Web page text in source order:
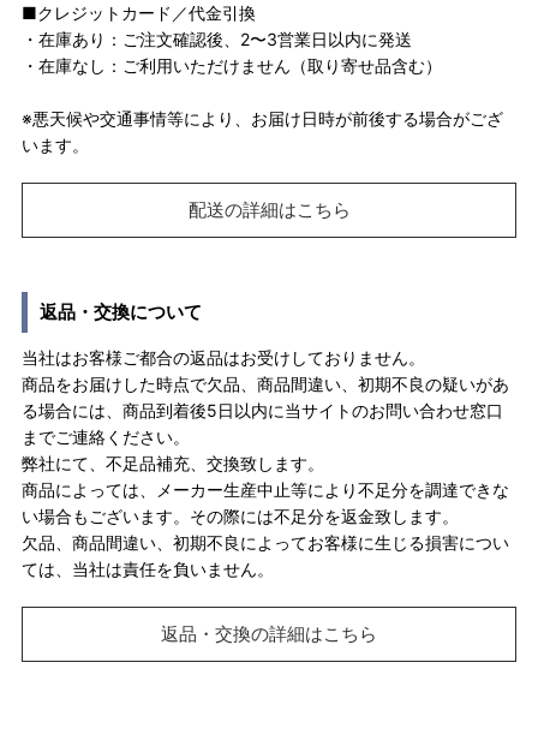
■クレジットカード／代金引換
・在庫あり：ご注文確認後、2〜3営業日以内に発送
・在庫なし：ご利用いただけません（取り寄せ品含む）
※悪天候や交通事情等により、お届け日時が前後する場合がござ
います。
配送の詳細はこちら
返品・交換について
当社はお客様ご都合の返品はお受けしておりません。
商品をお届けした時点で欠品、商品間違い、初期不良の疑いがあ
る場合には、商品到着後5日以内に当サイトのお問い合わせ窓口
までご連絡ください。
弊社にて、不足品補充、交換致します。
商品によっては、メーカー生産中止等により不足分を調達できな
い場合もございます。その際には不足分を返金致します。
欠品、商品間違い、初期不良によってお客様に生じる損害につい
ては、当社は責任を負いません。
返品・交換の詳細はこちら